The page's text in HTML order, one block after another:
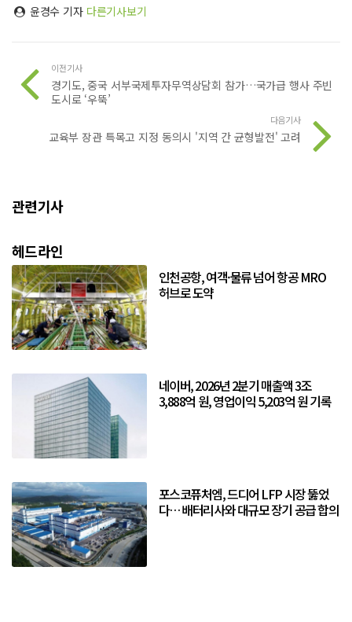
윤경수 기자 다른기사보기
이전기사
경기도, 중국 서부국제투자무역상담회 참가…국가급 행사 주빈
도시로 ‘우뚝’
다음기사
교육부 장관 특목고 지정 동의시 '지역 간 균형발전' 고려
관련기사
헤드라인
인천공항, 여객·물류 넘어 항공 MRO
허브로 도약
네이버, 2026년 2분기 매출액 3조
3,888억 원, 영업이익 5,203억 원 기록
포스코퓨처엠, 드디어 LFP 시장 뚫었
다… 배터리사와 대규모 장기 공급 합의